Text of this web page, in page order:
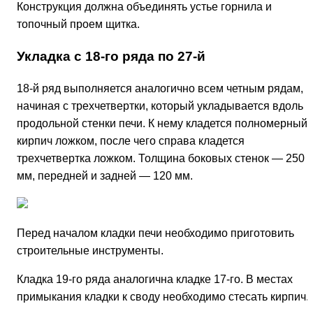
Конструкция должна объединять устье горнила и
топочный проем щитка.
Укладка с 18-го ряда по 27-й
18-й ряд выполняется аналогично всем четным рядам,
начиная с трехчетвертки, который укладывается вдоль
продольной стенки печи. К нему кладется полномерный
кирпич ложком, после чего справа кладется
трехчетвертка ложком. Толщина боковых стенок — 250
мм, передней и задней — 120 мм.
Перед началом кладки печи необходимо приготовить
строительные инструменты.
Кладка 19-го ряда аналогична кладке 17-го. В местах
примыкания кладки к своду необходимо стесать кирпич.